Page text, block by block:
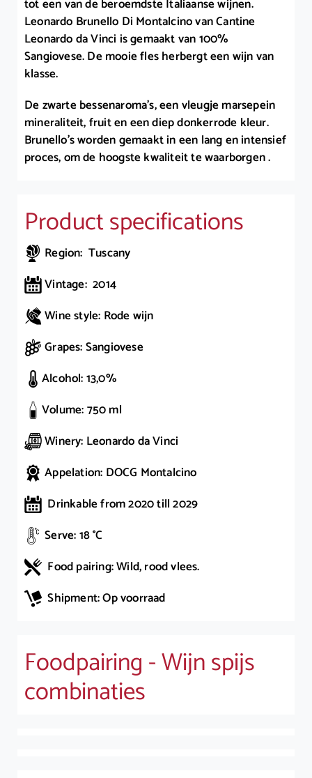
tot een van de beroemdste Italiaanse wijnen.
Leonardo Brunello Di Montalcino van Cantine
Leonardo da Vinci is gemaakt van 100%
Sangiovese. De mooie fles herbergt een wijn van
klasse.
De zwarte bessenaroma’s, een vleugje marsepein
mineraliteit, fruit en een diep donkerrode kleur.
Brunello’s worden gemaakt in een lang en intensief
proces, om de hoogste kwaliteit te waarborgen .
Product specifications
Region: Tuscany
Vintage: 2014
Wine style: Rode wijn
Grapes: Sangiovese
Alcohol: 13,0%
Volume: 750 ml
Winery: Leonardo da Vinci
Appelation: DOCG Montalcino
Drinkable from 2020 till 2029
Serve: 18 °C
Food pairing: Wild, rood vlees.
Shipment: Op voorraad
Foodpairing - Wijn spijs
combinaties